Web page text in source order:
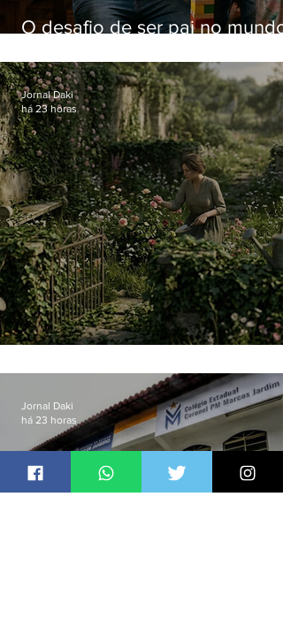
O desafio de ser pai no mundo
Jornal Daki
há 23 horas
Jornal Daki
há 23 horas